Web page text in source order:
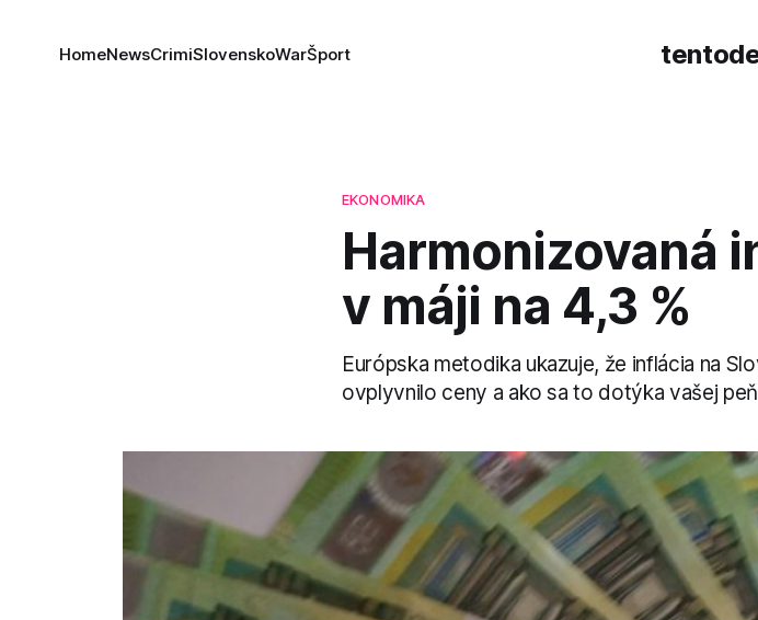
HomeNewsCrimiSlovenskoWarŠport
EKONOMIKA
Harmonizovaná
v máji na 4,3 %
Európska metodika ukazuje, že inflácia na
ovplyvnilo ceny a ako sa to dotýka vašej